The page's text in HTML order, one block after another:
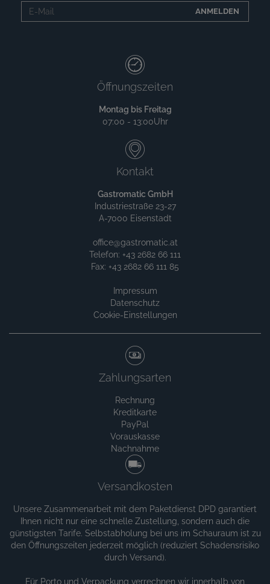
ANMELDEN
Öffnungszeiten
Montag bis Freitag
07:00 - 13:00Uhr
Kontakt
Gastromatic GmbH
Industriestraße 23-27
A-7000 Eisenstadt
office@gastromatic.at
Telefon: +43 2682 66 111
Fax: +43 2682 66 111 85
Impressum
Datenschutz
Cookie-Einstellungen
Zahlungsarten
Rechnung
Kreditkarte
PayPal
Vorauskasse
Nachnahme
Versandkosten
Unsere Zusammenarbeit mit dem Paketdienst DPD garantiert
Ihnen nicht nur eine schnelle Zustellung, sondern auch die
günstigsten Tarife. Selbstabholung bei uns im Schauraum ist zu
den Öffnungszeiten jederzeit möglich (reduziert Schadensrisiko
durch Versand).
Für Porto und Verpackung verrechnen wir innerhalb von